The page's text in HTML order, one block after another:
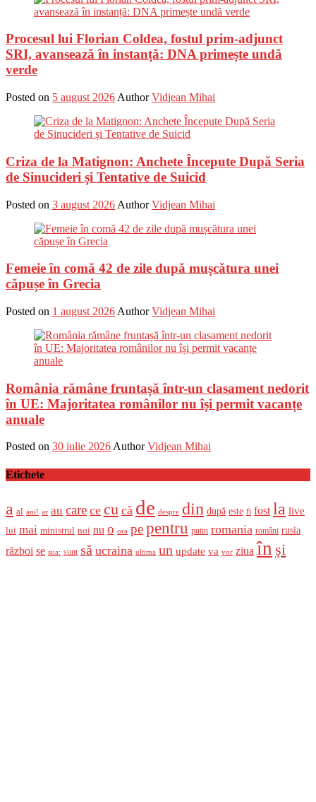
Procesul lui Florian Coldea, fostul prim-adjunct
SRI, avansează în instanță: DNA primește undă
verde
Posted on 5 august 2026 Author Vidjean Mihai
Criza de la Matignon: Anchete Începute După Seria
de Sinucideri și Tentative de Suicid
Posted on 3 august 2026 Author Vidjean Mihai
Femeie în comă 42 de zile după mușcătura unei
căpușe în Grecia
Posted on 1 august 2026 Author Vidjean Mihai
România rămâne fruntașă într-un clasament nedorit
în UE: Majoritatea românilor nu își permit vacanțe
anuale
Posted on 30 iulie 2026 Author Vidjean Mihai
Etichete
a al ani! ar au care ce cu că de despre din după este fi fost la live
lui mai ministrul noi nu o ora pepentru putin romania români rusia
război se sua: sunt să ucraina ultima un update va vor ziua în și